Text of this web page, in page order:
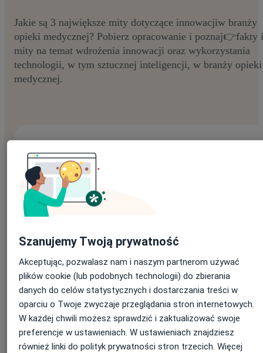
Jakie są 3 największe mity dotyczące innowacjiw branży
opieki medycznej? Pobierz opracowanie i poznaj👉fakty i
mity na temat wdrożenia innowacji oraz wykorzystania
technologii, w tym sztucznej inteligencji, w branży opieki
medycznej.
Pobierz e-book:
*
Nazwisko
E-mail*
Jeśli masz konto na ZnanyLekarz, podaj e-mail, którym się
Szanujemy Twoją prywatność
Akceptując, pozwalasz nam i naszym partnerom używać
plików cookie (lub podobnych technologii) do zbierania
danych do celów statystycznych i dostarczania treści w
oparciu o Twoje zwyczaje przeglądania stron internetowych.
W każdej chwili możesz sprawdzić i zaktualizować swoje
preferencje w ustawieniach. W ustawieniach znajdziesz
również linki do polityk prywatności stron trzecich. Więcej